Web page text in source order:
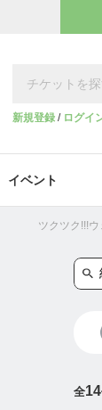
新規登録 / ログイ
イベント
ツクツク!!!
全14